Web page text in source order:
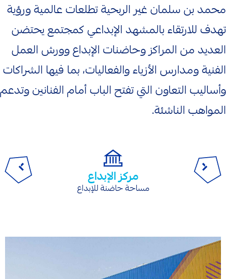
محمد بن سلمان غير الربحية تطلعات عالمية ورؤية
تهدف للارتقاء بالمشهد الإبداعي كمجتمع يحتضن
العديد من المراكز وحاضنات الإبداع وورش العمل
الفنية ومدارس الأزياء والفعاليات، بما فيها الشراكات
وأساليب التعاون التي تفتح الباب أمام الفنانين وتدعم
المواهب الناشئة.
مركز الإبداع
مساحة حاضنة للإبداع